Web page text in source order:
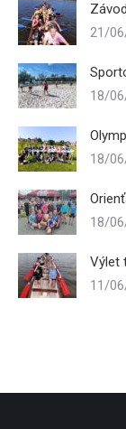
21/
18/
18/
18/
Výlet
11/